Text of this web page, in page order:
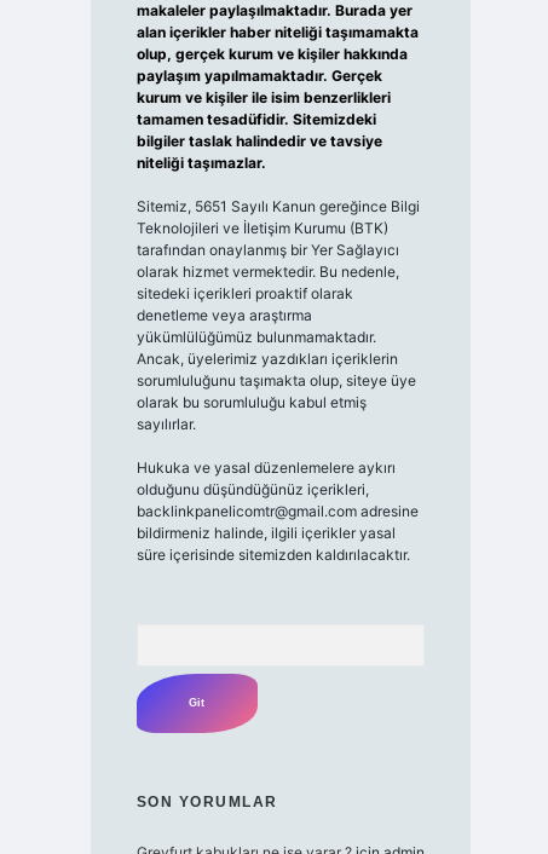
makaleler paylaşılmaktadır. Burada yer
alan içerikler haber niteliği taşımamakta
olup, gerçek kurum ve kişiler hakkında
paylaşım yapılmamaktadır. Gerçek
kurum ve kişiler ile isim benzerlikleri
tamamen tesadüfidir. Sitemizdeki
bilgiler taslak halindedir ve tavsiye
niteliği taşımazlar.
Sitemiz, 5651 Sayılı Kanun gereğince Bilgi
Teknolojileri ve İletişim Kurumu (BTK)
tarafından onaylanmış bir Yer Sağlayıcı
olarak hizmet vermektedir. Bu nedenle,
sitedeki içerikleri proaktif olarak
denetleme veya araştırma
yükümlülüğümüz bulunmamaktadır.
Ancak, üyelerimiz yazdıkları içeriklerin
sorumluluğunu taşımakta olup, siteye üye
olarak bu sorumluluğu kabul etmiş
sayılırlar.
Hukuka ve yasal düzenlemelere aykırı
olduğunu düşündüğünüz içerikleri,
backlinkpanelicomtr@gmail.comadresine
bildirmeniz halinde, ilgili içerikler yasal
süre içerisinde sitemizden kaldırılacaktır.
SON YORUMLAR